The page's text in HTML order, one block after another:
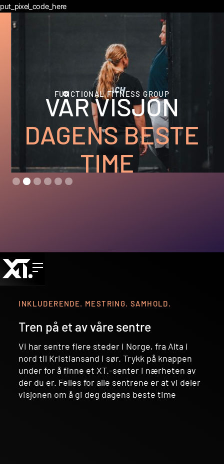
put_pixel_code_here
Slide 2 of 6.
FUNCTIONAL FITNESS GROUP
VÅR VISJON
DAGENS BESTE
TIME
INKLUDERENDE. MESTRING. SAMHOLD.
Tren på et av våre sentre
Vi har sentre flere steder i Norge, fra Alta i
nord til Kristiansand i sør. Trykk på knappen
under for å finne et XT.-senter i nærheten av
der du er. Felles for alle sentrene er at vi deler
visjonen om å gi deg dagens beste time